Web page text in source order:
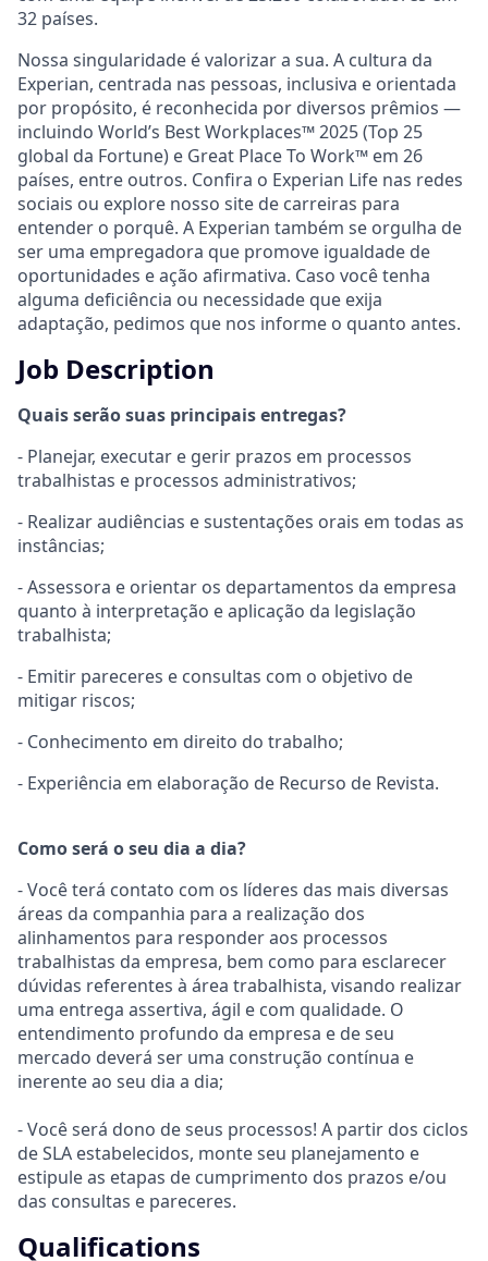
32 países.
Nossa singularidade é valorizar a sua. A cultura da
Experian, centrada nas pessoas, inclusiva e orientada
por propósito, é reconhecida por diversos prêmios —
incluindo World’s Best Workplaces™ 2025 (Top 25
global da Fortune) e Great Place To Work™ em 26
países, entre outros. Confira o Experian Life nas redes
sociais ou explore nosso site de carreiras para
entender o porquê. A Experian também se orgulha de
ser uma empregadora que promove igualdade de
oportunidades e ação afirmativa. Caso você tenha
alguma deficiência ou necessidade que exija
adaptação, pedimos que nos informe o quanto antes.
Job Description
Quais serão suas principais entregas?
- Planejar, executar e gerir prazos em processos
trabalhistas e processos administrativos;
- Realizar audiências e sustentações orais em todas as
instâncias;
- Assessora e orientar os departamentos da empresa
quanto à interpretação e aplicação da legislação
trabalhista;
- Emitir pareceres e consultas com o objetivo de
mitigar riscos;
- Conhecimento em direito do trabalho;
- Experiência em elaboração de Recurso de Revista.
Como será o seu dia a dia?
- Você terá contato com os líderes das mais diversas
áreas da companhia para a realização dos
alinhamentos para responder aos processos
trabalhistas da empresa, bem como para esclarecer
dúvidas referentes à área trabalhista, visando realizar
uma entrega assertiva, ágil e com qualidade. O
entendimento profundo da empresa e de seu
mercado deverá ser uma construção contínua e
inerente ao seu dia a dia;
- Você será dono de seus processos! A partir dos ciclos
de SLA estabelecidos, monte seu planejamento e
estipule as etapas de cumprimento dos prazos e/ou
das consultas e pareceres.
Qualifications